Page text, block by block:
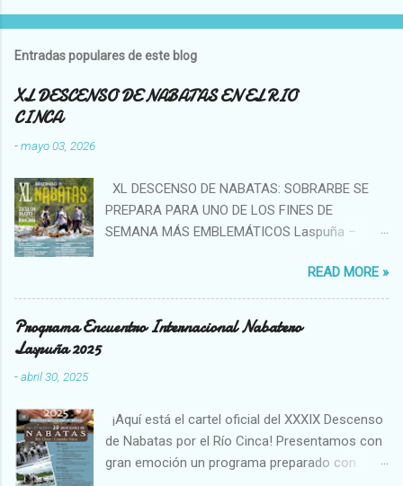
Entradas populares de este blog
XL DESCENSO DE NABATAS EN EL RIO
CINCA
-mayo 03, 2026
XL DESCENSO DE NABATAS: SOBRARBE SE
PREPARA PARA UNO DE LOS FINES DE
SEMANA MÁS EMBLEMÁTICOS Laspuña –
La Asociación de Nabateros del Sobrarbe
ultima los preparativos para la celebración del
XL Descenso de Nabatas , una cita ya
Laspuña y Aínsa, junto a Puyarruego como
escenario de inicio, en pleno Sobrarbe ,
volverán a situarse en el centro de la actividad
READ MORE »
Programa Encuentro Internacional Nabatero
Laspuña 2025
-abril 30, 2025
¡Aquí está el cartel oficial del XXXIX Descenso
de Nabatas por el Río Cinca! Presentamos con
gran emoción un programa preparado con